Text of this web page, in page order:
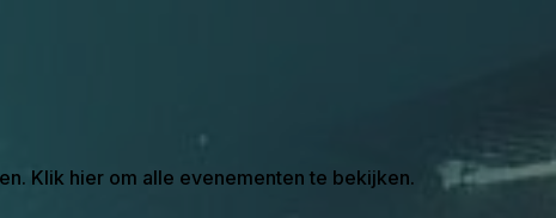
Klik hier om alle evenementen te bekijken.